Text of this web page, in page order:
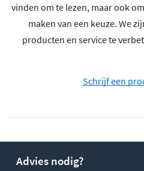
vinden om te lezen, maar ook
maken van een keuze. We
producten en service te
Schrijf een
Advies nodig?